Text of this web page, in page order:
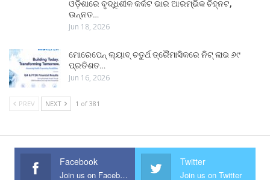
ଓଡ଼ିଶାରେ ବୃଦ୍ଧିଶୀଳ କର୍କଟ ଭାର ଆରମ୍ଭିକ ଚିହ୍ନଟ,
ଉନ୍ନତ…
Jun 18, 2026
ମୋରେପେନ୍ ଲ୍ୟାବ୍ ଚତୁର୍ଥ ତ୍ରୈମାସିକରେ ନିଟ୍ ଲାଭ ୬୯
ପ୍ରତିଶତ…
Jun 16, 2026
PREV NEXT 1 of 381
Facebook
Join us on Facebook
Twitter
Join us on Twitter